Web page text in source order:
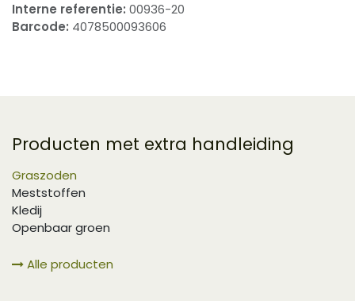
Interne referentie: 00936-20
Barcode: 4078500093606
Producten met extra handleiding
Graszoden
Meststoffen
Kledij
Openbaar groen
Alle producten